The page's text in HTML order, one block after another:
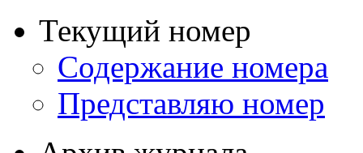
Текущий номер
Содержание номера
Представляю номер